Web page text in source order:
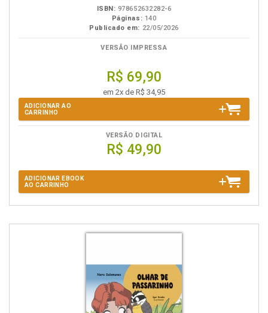
ISBN: 978652632282-6
Páginas: 140
Publicado em: 22/05/2026
VERSÃO IMPRESSA
R$ 69,90
em 2x de R$ 34,95
ADICIONAR AO
CARRINHO
VERSÃO DIGITAL
R$ 49,90
ADICIONAR EBOOK
AO CARRINHO